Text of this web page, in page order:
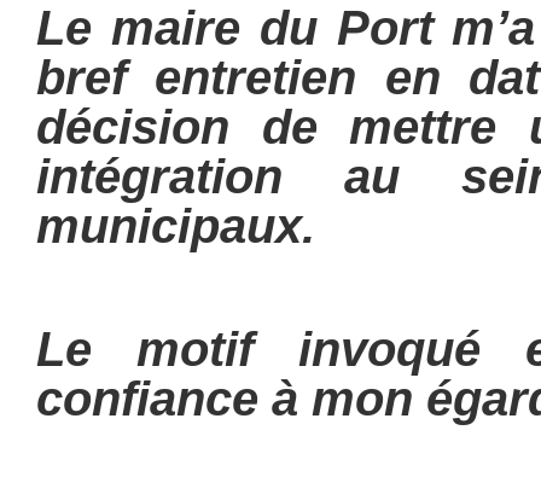
Le maire du Port
bref entretien en
décision de mettre
intégration au
municipaux.
Le motif invoqué
confiance à mon